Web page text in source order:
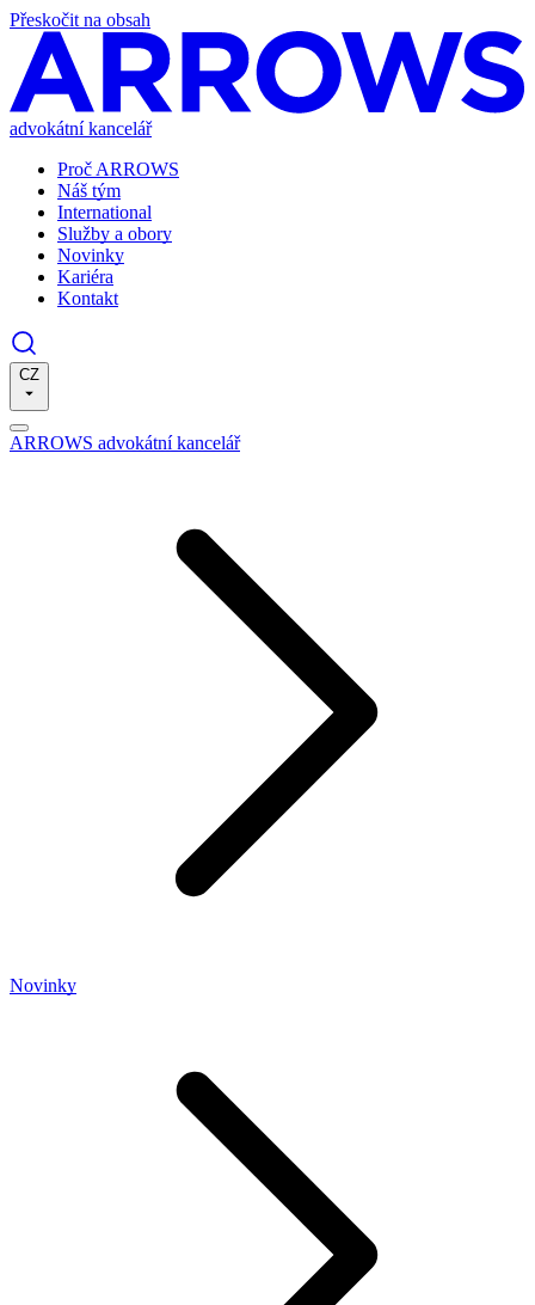
Přeskočit na obsah
advokátní kancelář
Proč ARROWS
Náš tým
International
Služby a obory
Novinky
Kariéra
Kontakt
CZ
ARROWS advokátní kancelář
Novinky